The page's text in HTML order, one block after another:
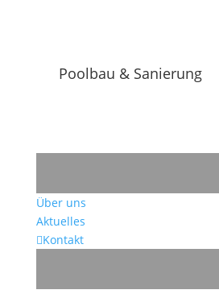
Poolbau & Sanierung
Über uns
Aktuelles
Kontakt